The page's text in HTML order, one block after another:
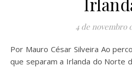
4 de novembro
Por Mauro César Silveira Ao percorrer os 500 quilômetros
que separam a Irlanda do Norte